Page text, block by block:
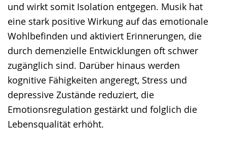
und wirkt somit Isolation entgegen. Musik hat
eine stark positive Wirkung auf das emotionale
Wohlbefinden und aktiviert Erinnerungen, die
durch demenzielle Entwicklungen oft schwer
zugänglich sind. Darüber hinaus werden
kognitive Fähigkeiten angeregt, Stress und
depressive Zustände reduziert, die
Emotionsregulation gestärkt und folglich die
Lebensqualität erhöht.